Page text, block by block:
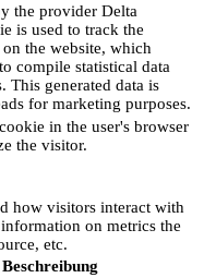
the provider Delta
is used to track the
the website, which
compile statistical data
This generated data is
for marketing purposes.
in the user's browser
the visitor.
how visitors interact with
on metrics the
etc.
Beschreibung